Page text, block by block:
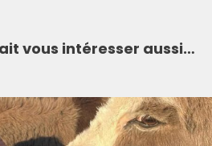
vous intéresser aussi…